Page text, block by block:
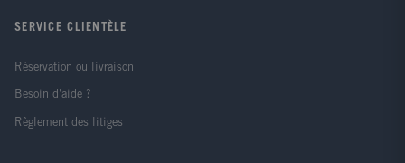
SERVICE CLIENTÈLE
Réservation ou livraison
Besoin d'aide ?
Règlement des litiges